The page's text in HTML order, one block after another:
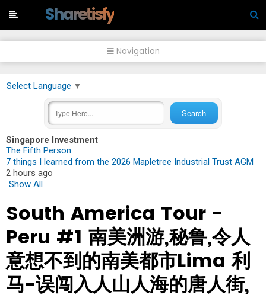
Sharetisfy
Navigation
Select Language ▼
Singapore Investment
The Fifth Person
7 things I learned from the 2026 Mapletree Industrial Trust AGM
2 hours ago
Show All
South America Tour -
Peru #1 南美洲游,秘鲁,令人
意想不到的南美都市Lima 利
马-误闯入人山人海的唐人街,